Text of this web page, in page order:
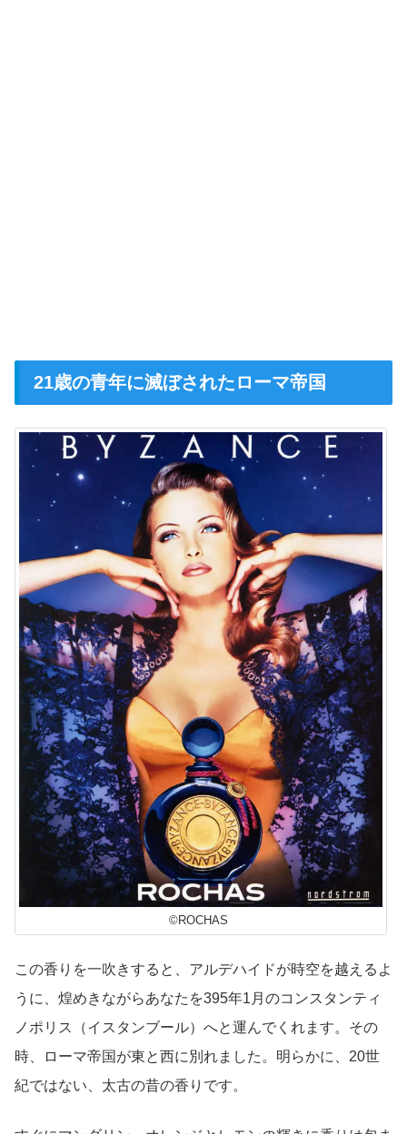
21歳の青年に滅ぼされたローマ帝国
©ROCHAS
この香りを一吹きすると、アルデハイドが時空を越えるよ
うに、煌めきながらあなたを395年1月のコンスタンティ
ノポリス（イスタンブール）へと運んでくれます。その
時、ローマ帝国が東と西に別れました。明らかに、20世
紀ではない、太古の昔の香りです。